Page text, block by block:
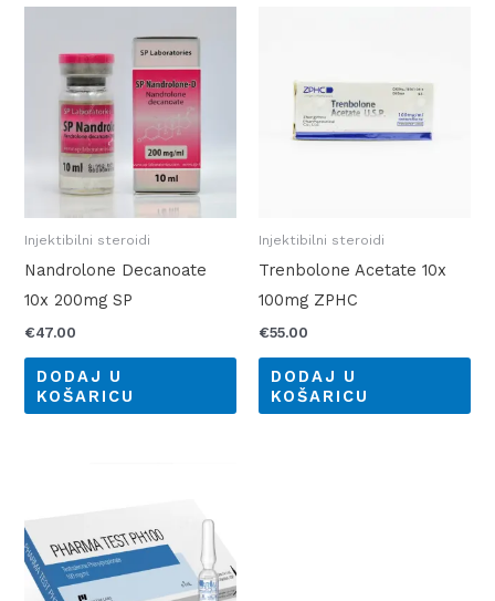
Injektibilni steroidi
Nandrolone Decanoate
10x 200mg SP
€47.00
DODAJ U
KOŠARICU
Injektibilni steroidi
Trenbolone Acetate 10x
100mg ZPHC
€55.00
DODAJ U
KOŠARICU